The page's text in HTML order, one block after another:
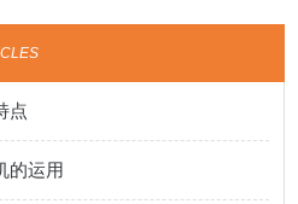
点
的运用